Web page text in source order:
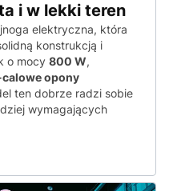
i w lekki teren
elektryczna, która
konstrukcją i
o mocy 800 W,
opony
ten dobrze radzi sobie
wymagających